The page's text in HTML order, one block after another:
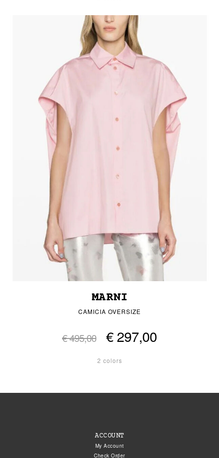
MARNI
CAMICIA OVERSIZE
€ 495,00 € 297,00
2 colors
ACCOUNT
My Account
Check Order